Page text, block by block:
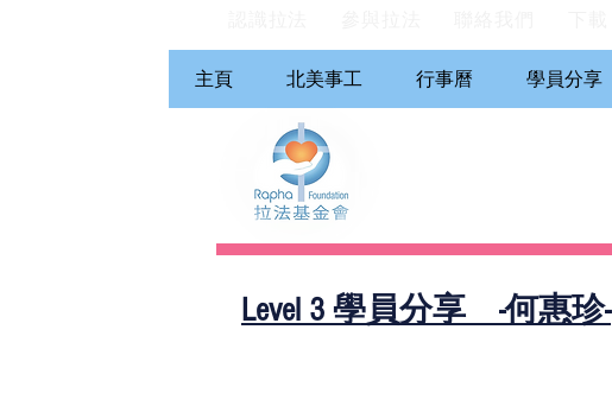
主頁 北美事工 行事曆 學員分享
Level 3 學員分享 -何惠珍-